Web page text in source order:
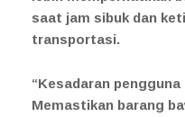
saat jam sibuk dan
transportasi.
“Kesadaran
Memastikan barang